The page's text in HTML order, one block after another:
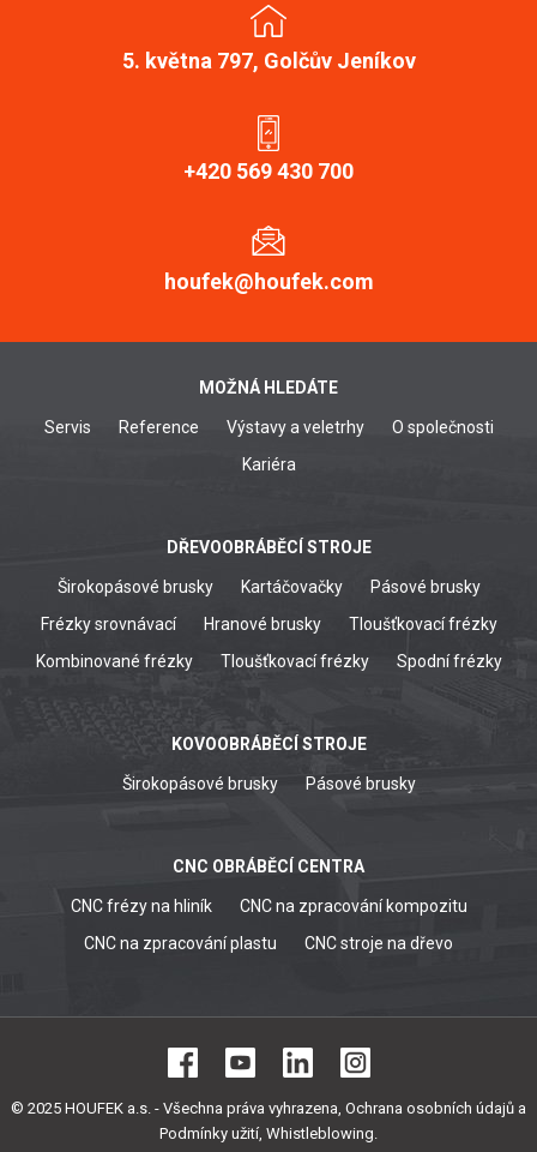
5. května 797, Golčův Jeníkov
+420 569 430 700
houfek@houfek.com
MOŽNÁ HLEDÁTE
Servis Reference Výstavy a veletrhy
O společnosti
Kariéra
DŘEVOOBRÁBĚCÍ STROJE
Širokopásové brusky Kartáčovačky
Pásové brusky
Frézky srovnávací
Hranové brusky
Tloušťkovací frézky
Kombinované frézky
Tloušťkovací frézky Spodní frézky
KOVOOBRÁBĚCÍ STROJE
Širokopásové brusky Pásové brusky
CNC OBRÁBĚCÍ CENTRA
CNC frézy na hliník
CNC na zpracování kompozitu
CNC na zpracování plastu
CNC stroje na dřevo
© 2025 HOUFEK a.s. - Všechna práva vyhrazena, Ochrana osobních údajů a
Podmínky užití, Whistleblowing.